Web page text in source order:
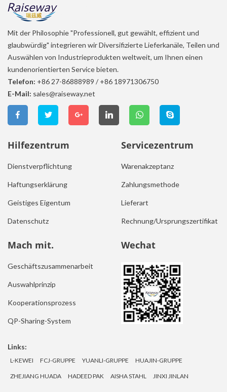
Mit der Philosophie "Professionell, gut gewählt, effizient und
glaubwürdig" integrieren wir Diversifizierte Lieferkanäle, Teilen und
Auswählen von Industrieprodukten weltweit, um Ihnen einen
kundenorientierten Service bieten.
Telefon: +86 27-86888989 / +86 18971306750
E-Mail: sales@raiseway.net
Hilfezentrum
Dienstverpflichtung
Haftungserklärung
Geistiges Eigentum
Datenschutz
Servicezentrum
Warenakzeptanz
Zahlungsmethode
Lieferart
Rechnung/Ursprungszertifikat
Mach mit.
Geschäftszusammenarbeit
Auswahlprinzip
Kooperationsprozess
QP-Sharing-System
Wechat
Links:
L-KEWEI FCJ-GRUPPE YUANLI-GRUPPE HUAJIN-GRUPPE
ZHEJIANG HUADA HADEED PAK AISHA STAHL JINXI JINLAN